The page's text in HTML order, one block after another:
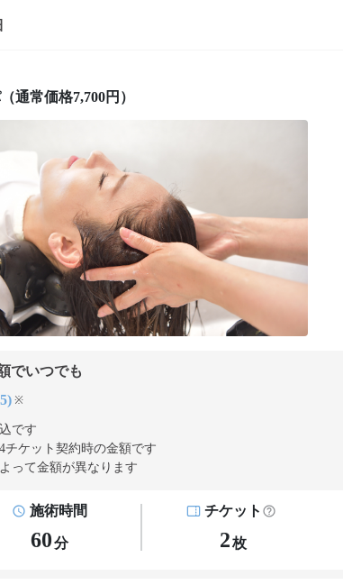
通常価格7,700円）
でいつでも
※
です
ケット契約時の金額です
って金額が異なります
施術時間
60分
チケット
2枚